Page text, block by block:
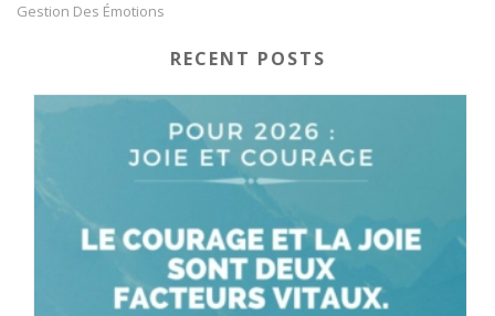
Gestion Des Émotions
RECENT POSTS